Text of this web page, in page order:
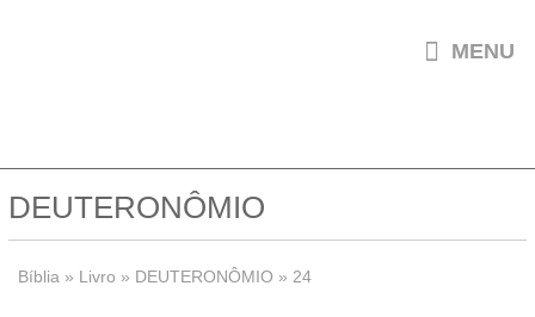
 MENU
DEUTERONÔMIO
Bíblia » Livro » DEUTERONÔMIO » 24